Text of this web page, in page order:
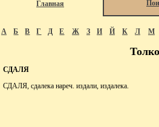
Главная
А Б В Г Д Е Ж З И Й К Л М
СДАЛЯ
СДАЛЯ, сдалека нареч. издали, издалека.